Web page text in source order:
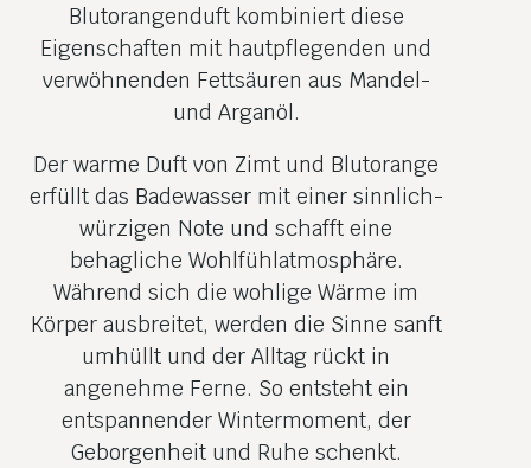
Blutorangen­duft kombiniert diese
Eigenschaften mit hautpflegenden und
verwöhnenden Fettsäuren aus Mandel-
und Arganöl.
Der warme Duft von Zimt und Blutorange
erfüllt das Badewasser mit einer sinnlich-
würzigen Note und schafft eine
behagliche Wohlfühl­atmosphäre.
Während sich die wohlige Wärme im
Körper ausbreitet, werden die Sinne sanft
umhüllt und der Alltag rückt in
angenehme Ferne. So entsteht ein
entspannender Wintermoment, der
Geborgenheit und Ruhe schenkt.